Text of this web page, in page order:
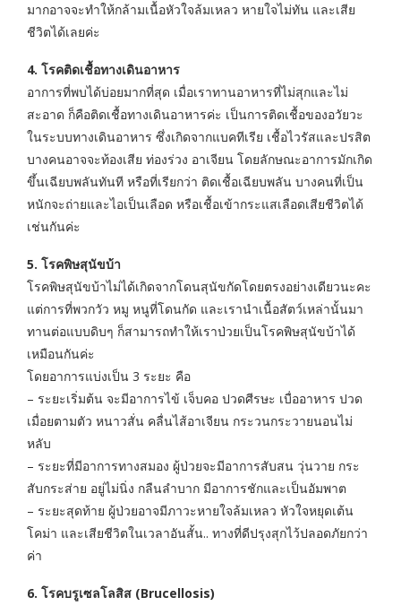
มากอาจจะทำให้กล้ามเนื้อหัวใจล้มเหลว หายใจไม่ทัน และเสีย
ชีวิตได้เลยค่ะ
4. โรคติดเชื้อทางเดินอาหาร
อาการที่พบได้บ่อยมากที่สุด เมื่อเราทานอาหารที่ไม่สุกและไม่
สะอาด ก็คือติดเชื้อทางเดินอาหารค่ะ เป็นการติดเชื้อของอวัยวะ
ในระบบทางเดินอาหาร ซึ่งเกิดจากแบคทีเรีย เชื้อไวรัสและปรสิต
บางคนอาจจะท้องเสีย ท่องร่วง อาเจียน โดยลักษณะอาการมักเกิด
ขึ้นเฉียบพลันทันที หรือที่เรียกว่า ติดเชื้อเฉียบพลัน บางคนที่เป็น
หนักจะถ่ายและไอเป็นเลือด หรือเชื้อเข้ากระแสเลือดเสียชีวิตได้
เช่นกันค่ะ
5. โรคพิษสุนัขบ้า
โรคพิษสุนัขบ้าไม่ได้เกิดจากโดนสุนัขกัดโดยตรงอย่างเดียวนะคะ
แต่การที่พวกวัว หมู หนูที่โดนกัด และเรานำเนื้อสัตว์เหล่านั้นมา
ทานต่อแบบดิบๆ ก็สามารถทำให้เราป่วยเป็นโรคพิษสุนัขบ้าได้
เหมือนกันค่ะ
โดยอาการแบ่งเป็น 3 ระยะ คือ
– ระยะเริ่มต้น จะมีอาการไข้ เจ็บคอ ปวดศีรษะ เบื่ออาหาร ปวด
เมื่อยตามตัว หนาวสั่น คลื่นไส้อาเจียน กระวนกระวายนอนไม่
หลับ
– ระยะที่มีอาการทางสมอง ผู้ป่วยจะมีอาการสับสน วุ่นวาย กระ
สับกระส่าย อยู่ไม่นิ่ง กลืนลำบาก มีอาการชักและเป็นอัมพาต
– ระยะสุดท้าย ผู้ป่วยอาจมีภาวะหายใจล้มเหลว หัวใจหยุดเต้น
โคม่า และเสียชีวิตในเวลาอันสั้น.. ทางที่ดีปรุงสุกไว้ปลอดภัยกว่า
ค่า
6. โรคบรูเซลโลสิส (Brucellosis)